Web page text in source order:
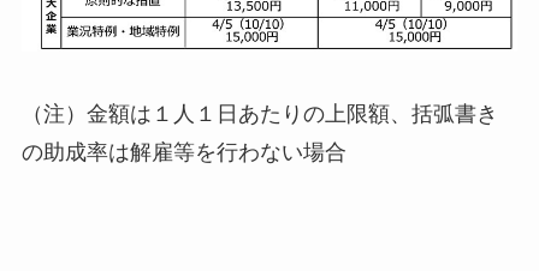
（注）金額は１人１日あたりの上限額、括弧書き
の助成率は解雇等を行わない場合